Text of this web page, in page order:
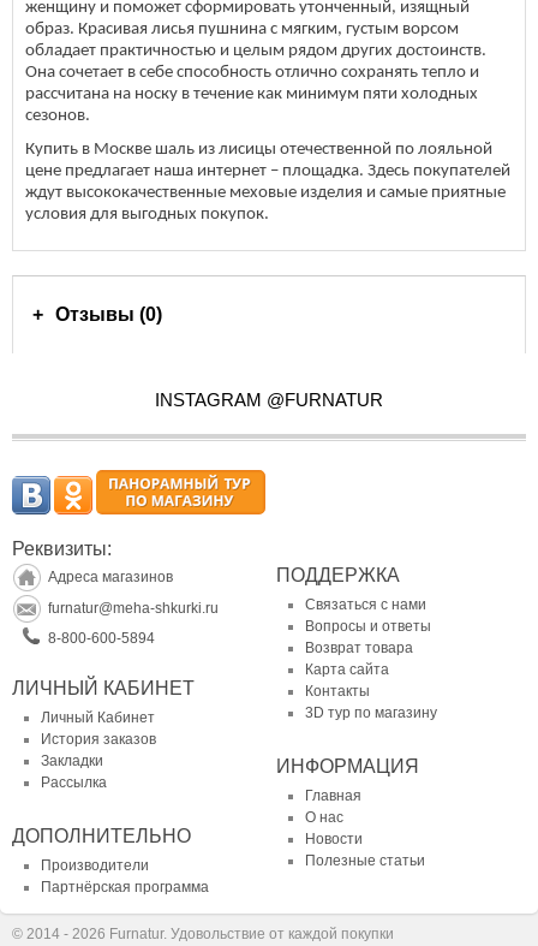
женщину и поможет сформировать утонченный, изящный
образ. Красивая лисья пушнина с мягким, густым ворсом
обладает практичностью и целым рядом других достоинств.
Она сочетает в себе способность отлично сохранять тепло и
рассчитана на носку в течение как минимум пяти холодных
сезонов.
Купить в Москве шаль из лисицы отечественной по лояльной
цене предлагает наша интернет – площадка. Здесь покупателей
ждут высококачественные меховые изделия и самые приятные
условия для выгодных покупок.
Отзывы (0)
INSTAGRAM @FURNATUR
Реквизиты:
Адреса магазинов
furnatur@meha-shkurki.ru
8-800-600-5894
ЛИЧНЫЙ КАБИНЕТ
Личный Кабинет
История заказов
Закладки
Рассылка
ДОПОЛНИТЕЛЬНО
Производители
Партнёрская программа
ПОДДЕРЖКА
Связаться с нами
Вопросы и ответы
Возврат товара
Карта сайта
Контакты
3D тур по магазину
ИНФОРМАЦИЯ
Главная
О нас
Новости
Полезные статьи
© 2014 - 2026 Furnatur. Удовольствие от каждой покупки